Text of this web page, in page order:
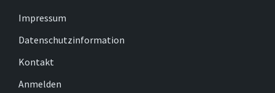
Impressum
Datenschutzinformation
Kontakt
Anmelden